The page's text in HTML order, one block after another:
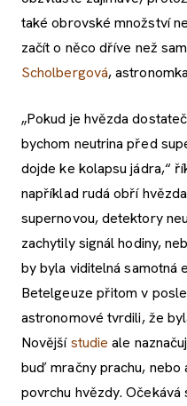
také obrovské množství
začít o něco dříve než
Scholbergová,
„Pokud je hvězda
bychom neutrina před
dojde ke kolapsu jádra,“
například rudá obří hvězda
supernovou, detektory
zachytily signál hodiny,
by byla viditelná samotná
Betelgeuze přitom v
astronomové tvrdili, že
Novějšístudie ale
buď mračny prachu, nebo
povrchu hvězdy.